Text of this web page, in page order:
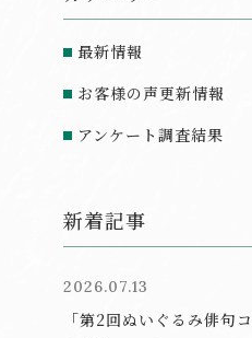
最新情報
お客様の声更新情報
アンケート調査結果
新着記事
2026.07.13
「第2回ぬいぐるみ俳句